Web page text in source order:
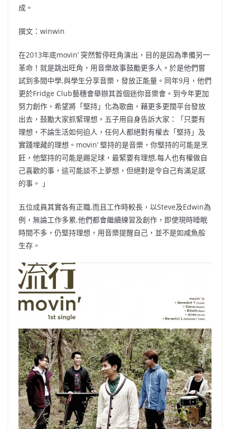
成。
撰文：winwin
在2013年底movin’ 突然暫停旺角演出，目的是因為準備另一
革命！就是跳出旺角，用音樂故事鼓勵更多人。於是他們嘗
試到多間中學,與學生分享音樂，發放正能量。同年9月，他們
更於Fridge Club藝穗會舉辦其首個迷你音樂會。到今年更加
努力創作，希望將「堅持」化為歌曲，藉更多更闊平台發放
出去，鼓勵大家抓緊理想。五子用自身告訴大家：「只要有
理想，不論生活如何迫人，任何人都絕對有權去「堅持」及
實踐埋藏的理想。movin’ 堅持的是音樂，你堅持的可能是烹
飪，他堅持的可能是踢足球，最緊要有理想,每人也有權做自
己喜歡的事，這可能談不上夢想，但絕對是令自己有滿足感
的事。 」
五位成員其實各有正職,而且工作時較長，以Steve及Edwin為
例，無論工作多累,他們都會繼續練習及創作，即使現時睡眠
時間不多，仍堅持理想，用音樂提醒自己，並不是如咸魚般
生存。